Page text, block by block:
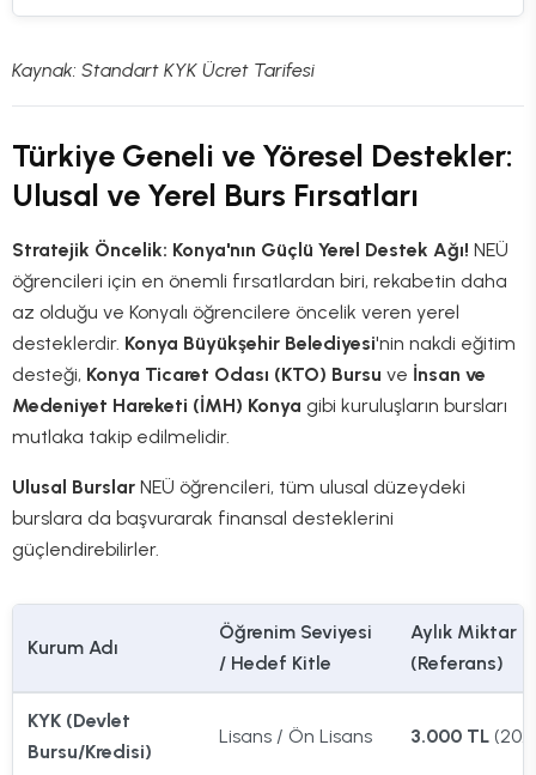
Kaynak: Standart KYK Ücret Tarifesi
Türkiye Geneli ve Yöresel Destekler:
Ulusal ve Yerel Burs Fırsatları
Stratejik Öncelik: Konya'nın Güçlü Yerel Destek Ağı! NEÜ
öğrencileri için en önemli fırsatlardan biri, rekabetin daha
az olduğu ve Konyalı öğrencilere öncelik veren yerel
desteklerdir. Konya Büyükşehir Belediyesi'nin nakdi eğitim
desteği, Konya Ticaret Odası (KTO) Bursu ve İnsan ve
Medeniyet Hareketi (İMH) Konya gibi kuruluşların bursları
mutlaka takip edilmelidir.
Ulusal Burslar NEÜ öğrencileri, tüm ulusal düzeydeki
burslara da başvurarak finansal desteklerini
güçlendirebilirler.
Kurum Adı
Öğrenim Seviyesi
/ Hedef Kitle
Aylık Miktar
(Referans)
KYK (Devlet
Bursu/Kredisi)
Lisans / Ön Lisans 3.000 TL